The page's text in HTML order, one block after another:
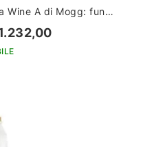
Libreria portabottiglie Metrica Wine A di Mogg: funzionalità per l'arredamento della tua casa